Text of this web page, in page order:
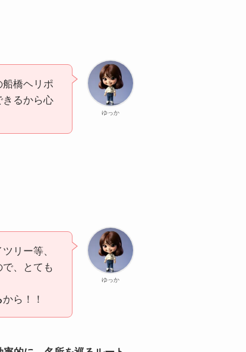
ゆっか
橋ヘリポ
るから心
ゆっか
リー等、
、とても
から！！